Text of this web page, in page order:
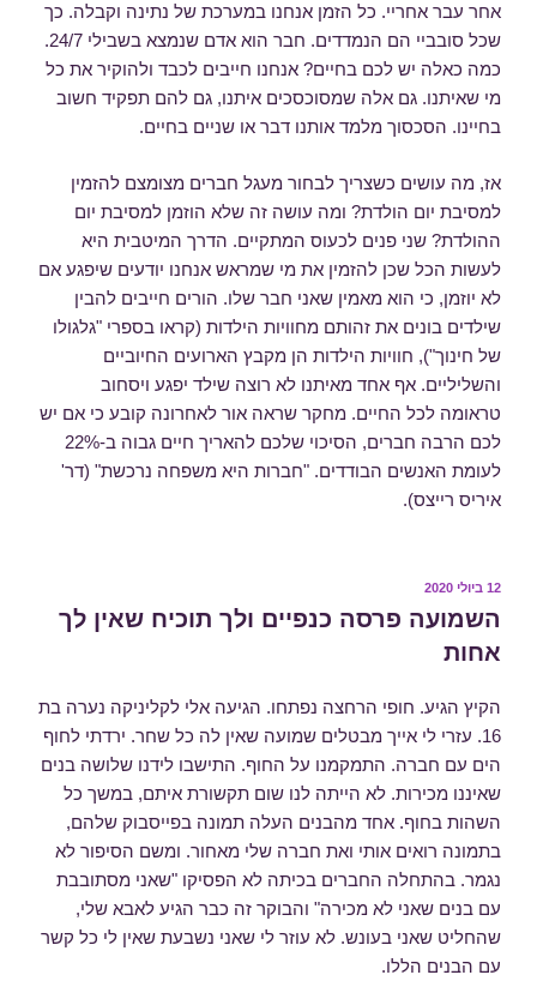
אחר עבר אחריי. כל הזמן אנחנו במערכת של נתינה וקבלה. כך
שכל סובביי הם הנמדדים. חבר הוא אדם שנמצא בשבילי 24/7.
כמה כאלה יש לכם בחיים? אנחנו חייבים לכבד ולהוקיר את כל
מי שאיתנו. גם אלה שמסוכסכים איתנו, גם להם תפקיד חשוב
בחיינו. הסכסוך מלמד אותנו דבר או שניים בחיים.
אז, מה עושים כשצריך לבחור מעגל חברים מצומצם להזמין
למסיבת יום הולדת? ומה עושה זה שלא הוזמן למסיבת יום
ההולדת? שני פנים לכעוס המתקיים. הדרך המיטבית היא
לעשות הכל שכן להזמין את מי שמראש אנחנו יודעים שיפגע אם
לא יוזמן, כי הוא מאמין שאני חבר שלו. הורים חייבים להבין
שילדים בונים את זהותם מחוויות הילדות (קראו בספרי "גלגולו
של חינוך"), חוויות הילדות הן מקבץ הארועים החיוביים
והשליליים. אף אחד מאיתנו לא רוצה שילד יפגע ויסחוב
טראומה לכל החיים. מחקר שראה אור לאחרונה קובע כי אם יש
לכם הרבה חברים, הסיכוי שלכם להאריך חיים גבוה ב-22%
לעומת האנשים הבודדים. "חברות היא משפחה נרכשת" (דר'
איריס רייצס).
פורסם
12 ביולי 2020
השמועה פרסה כנפיים ולך תוכיח שאין לך
אחות
הקיץ הגיע. חופי הרחצה נפתחו. הגיעה אלי לקליניקה נערה בת
16. עזרי לי אייך מבטלים שמועה שאין לה כל שחר. ירדתי לחוף
הים עם חברה. התמקמנו על החוף. התישבו לידנו שלושה בנים
שאיננו מכירות. לא הייתה לנו שום תקשורת איתם, במשך כל
השהות בחוף. אחד מהבנים העלה תמונה בפייסבוק שלהם,
בתמונה רואים אותי ואת חברה שלי מאחור. ומשם הסיפור לא
נגמר. בהתחלה החברים בכיתה לא הפסיקו "שאני מסתובבת
עם בנים שאני לא מכירה" והבוקר זה כבר הגיע לאבא שלי,
שהחליט שאני בעונש. לא עוזר לי שאני נשבעת שאין לי כל קשר
עם הבנים הללו.